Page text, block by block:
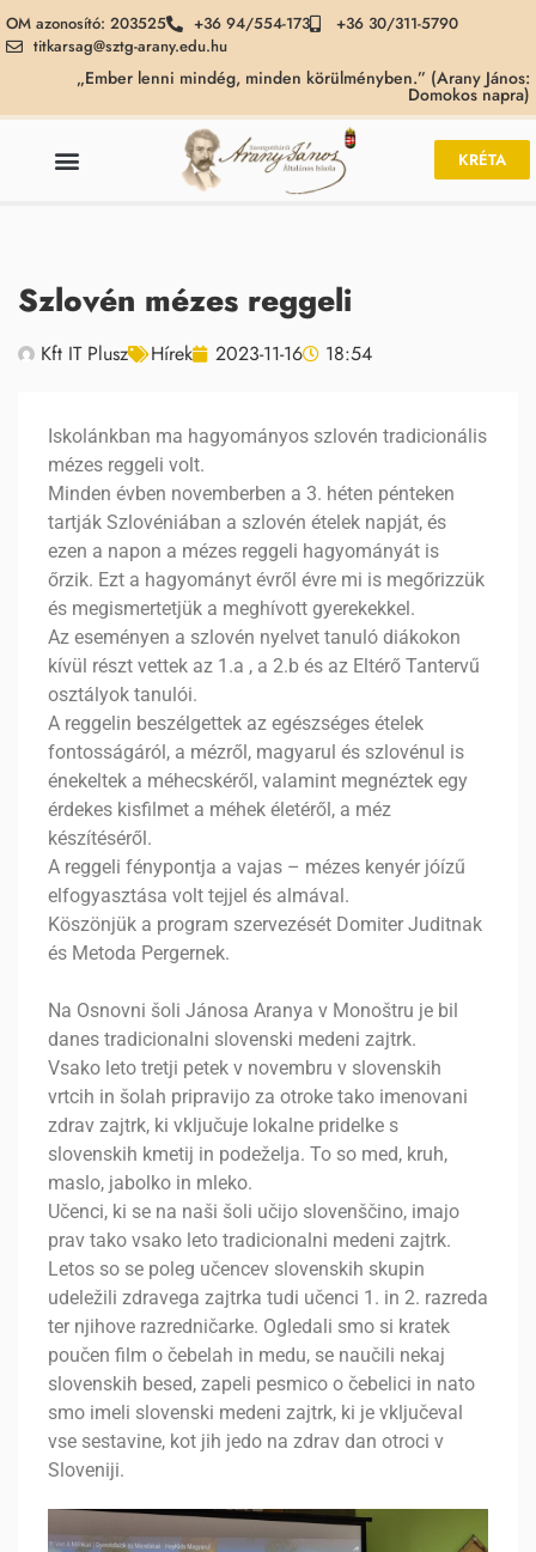
OM azonosító: 203525 +36 94/554-173
+36 30/311-5790
titkarsag@sztg-arany.edu.hu
„Ember lenni mindég, minden körülményben.” (Arany János:
Domokos napra)
KRÉTA
Szlovén mézes reggeli
Kft IT Plusz Hírek 2023-11-16 18:54
Iskolánkban ma hagyományos szlovén tradicionális
mézes reggeli volt.
Minden évben novemberben a 3. héten pénteken
tartják Szlovéniában a szlovén ételek napját, és
ezen a napon a mézes reggeli hagyományát is
őrzik. Ezt a hagyományt évről évre mi is megőrizzük
és megismertetjük a meghívott gyerekekkel.
Az eseményen a szlovén nyelvet tanuló diákokon
kívül részt vettek az 1.a , a 2.b és az Eltérő Tantervű
osztályok tanulói.
A reggelin beszélgettek az egészséges ételek
fontosságáról, a mézről, magyarul és szlovénul is
énekeltek a méhecskéről, valamint megnéztek egy
érdekes kisfilmet a méhek életéről, a méz
készítéséről.
A reggeli fénypontja a vajas – mézes kenyér jóízű
elfogyasztása volt tejjel és almával.
Köszönjük a program szervezését Domiter Juditnak
és Metoda Pergernek.
Na Osnovni šoli Jánosa Aranya v Monoštru je bil
danes tradicionalni slovenski medeni zajtrk.
Vsako leto tretji petek v novembru v slovenskih
vrtcih in šolah pripravijo za otroke tako imenovani
zdrav zajtrk, ki vključuje lokalne pridelke s
slovenskih kmetij in podeželja. To so med, kruh,
maslo, jabolko in mleko.
Učenci, ki se na naši šoli učijo slovenščino, imajo
prav tako vsako leto tradicionalni medeni zajtrk.
Letos so se poleg učencev slovenskih skupin
udeležili zdravega zajtrka tudi učenci 1. in 2. razreda
ter njihove razredničarke. Ogledali smo si kratek
poučen film o čebelah in medu, se naučili nekaj
slovenskih besed, zapeli pesmico o čebelici in nato
smo imeli slovenski medeni zajtrk, ki je vključeval
vse sestavine, kot jih jedo na zdrav dan otroci v
Sloveniji.